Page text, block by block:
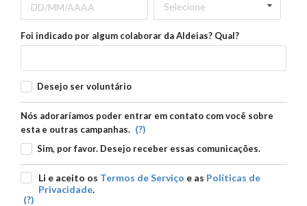
Selecione
Foi indicado por algum colaborar da Aldeias? Qual?
Desejo ser voluntário
Nós adoraríamos poder entrar em contato com você sobre
esta e outras campanhas. (?)
Sim, por favor. Desejo receber essas comunicações.
Li e aceito os Termos de Serviço e as Políticas de
Privacidade.
(?)